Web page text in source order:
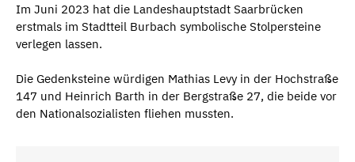
Im Juni 2023 hat die Landeshauptstadt Saarbrücken
erstmals im Stadtteil Burbach symbolische Stolpersteine
verlegen lassen.
Die Gedenksteine würdigen Mathias Levy in der Hochstraße
147 und Heinrich Barth in der Bergstraße 27, die beide vor
den Nationalsozialisten fliehen mussten.